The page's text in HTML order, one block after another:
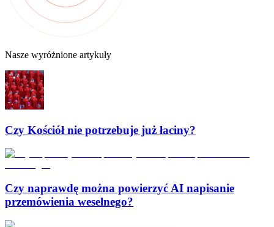
Nasze wyróżnione artykuły
Czy Kościół nie potrzebuje już łaciny?
Czy naprawdę można powierzyć AI napisanie
przemówienia weselnego?